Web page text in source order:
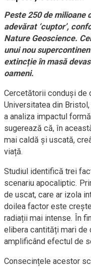
Peste 250 de milioane
adevărat ‘cuptor’,
Nature Geoscience.
unui nou
extincție în masă
oameni.
Cercetătorii conduși de
Universitatea din
a analiza impactul
sugerează că, în
mai caldă și uscată,
viață.
Studiul identifică trei
scenariu apocaliptic.
de uscat, care ar izola
doilea factor este
radiații mai intense. În
elibera cantități mari de
amplificând efectul de
Consecințele acestor